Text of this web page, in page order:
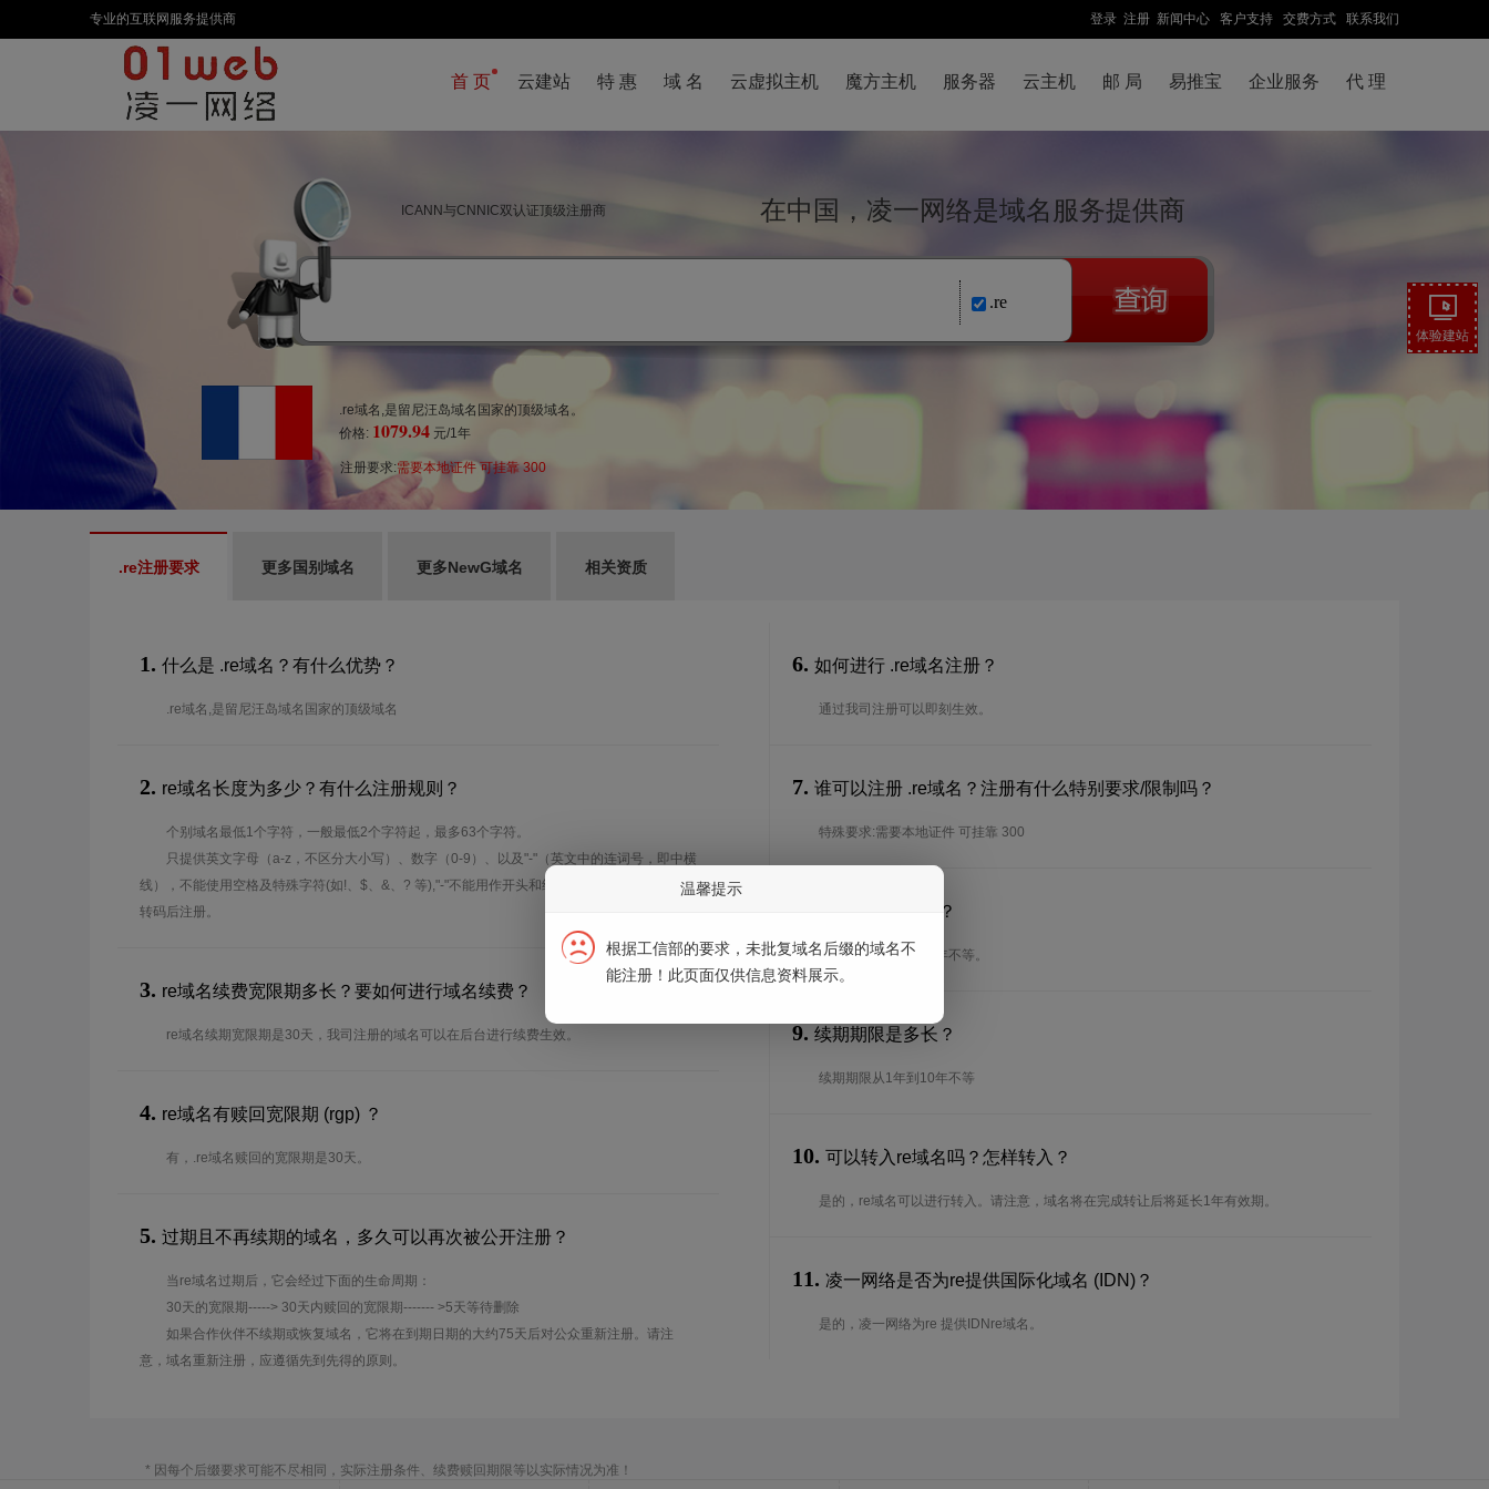
专业的互联网服务提供商 登录 注册 新闻中心 客户支持 交费方式 联系我们
首 页 云建站 特 惠 域 名 云虚拟主机 魔方主机 服务器 云主机 邮 局 易推宝 企业服务 代 理
ICANN与CNNIC双认证顶级注册商 在中国，凌一网络是域名服务提供商
.re
.re域名,是留尼汪岛域名国家的顶级域名。
价格: 1079.94 元/1年
注册要求:需要本地证件 可挂靠 300
.re注册要求 更多国别域名 更多NewG域名 相关资质
1. 什么是 .re域名？有什么优势？
.re域名,是留尼汪岛域名国家的顶级域名
2. re域名长度为多少？有什么注册规则？
个别域名最低1个字符，一般最低2个字符起，最多63个字符。
只提供英文字母（a-z，不区分大小写）、数字（0-9）、以及"-"（英文中的连词号，即中横
线），不能使用空格及特殊字符(如!、$、&、? 等),"-"不能用作开头和结尾。注*中文域名实际是
转码后注册。
3. re域名续费宽限期多长？要如何进行域名续费？
re域名续期宽限期是30天，我司注册的域名可以在后台进行续费生效。
4. re域名有赎回宽限期 (rgp) ？
有，.re域名赎回的宽限期是30天。
5. 过期且不再续期的域名，多久可以再次被公开注册？
当re域名过期后，它会经过下面的生命周期：
30天的宽限期-----> 30天内赎回的宽限期------- >5天等待删除
如果合作伙伴不续期或恢复域名，它将在到期日期的大约75天后对公众重新注册。请注
意，域名重新注册，应遵循先到先得的原则。
6. 如何进行 .re域名注册？
通过我司注册可以即刻生效。
7. 谁可以注册 .re域名？注册有什么特别要求/限制吗？
特殊要求:需要本地证件 可挂靠 300
注册期限是多长？
注册期限从1年到10年不等。
9. 续期期限是多长？
续期期限从1年到10年不等
10. 可以转入re域名吗？怎样转入？
是的，re域名可以进行转入。请注意，域名将在完成转让后将延长1年有效期。
11. 凌一网络是否为re提供国际化域名 (IDN)？
是的，凌一网络为re 提供IDNre域名。
* 因每个后缀要求可能不尽相同，实际注册条件、续费赎回期限等以实际情况为准！
体验建站
温馨提示
根据工信部的要求，未批复域名后缀的域名不
能注册！此页面仅供信息资料展示。